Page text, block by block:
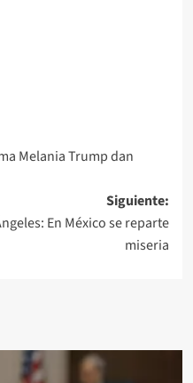
Melania Trump dan
Siguiente:
En México se reparte
miseria